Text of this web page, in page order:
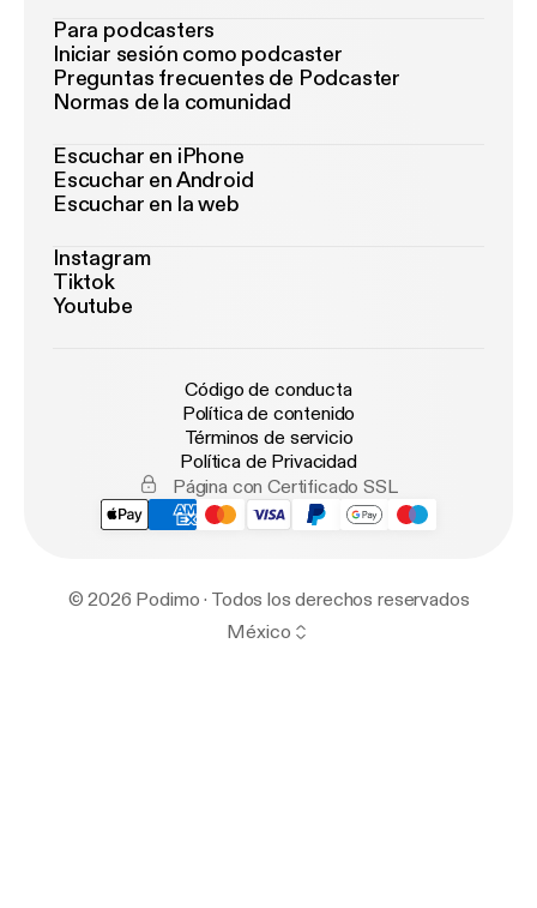
Para podcasters
Iniciar sesión como podcaster
Preguntas frecuentes de Podcaster
Normas de la comunidad
Escuchar en iPhone
Escuchar en Android
Escuchar en la web
Instagram
Tiktok
Youtube
Código de conducta
Política de contenido
Términos de servicio
Política de Privacidad
Página con Certificado SSL
© 2026 Podimo · Todos los derechos reservados
México